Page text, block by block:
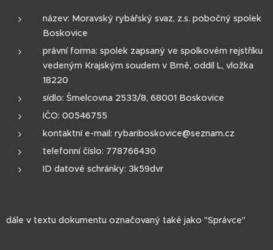
název: Moravský rybářský svaz, z.s. pobočný spolek
Boskovice
právní forma: spolek zapsaný ve spolkovém rejstříku
vedeným Krajským soudem v Brně, oddíl L, vložka
18220
sídlo: Šmelcovna 2533/8, 68001 Boskovice
IČO: 00546755
kontaktní e-mail: rybariboskovice@seznam.cz
telefonní číslo: 778766430
ID datové schránky: 3k59dvr
dále v textu dokumentu označovaný také jako "Správce"